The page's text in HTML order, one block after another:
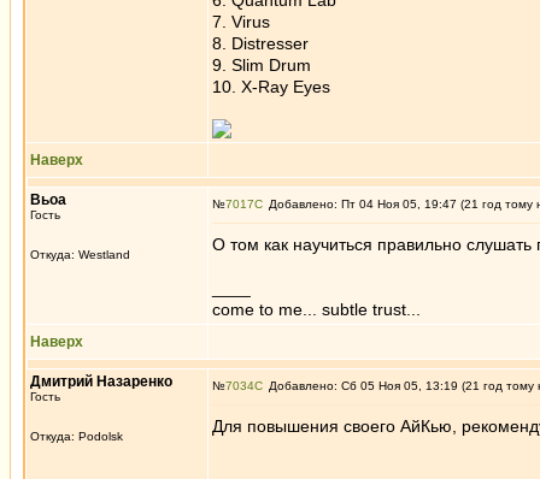
7. Virus
8. Distresser
9. Slim Drum
10. X-Ray Eyes
Наверх
Вьоа
Гость
Откуда: Westland
№7017 Добавлено: Пт 04 Ноя 05, 19:47 (21 год тому
О том как научиться правильно
come to me... subtle trust...
Наверх
Дмитрий Назаренко
Гость
Откуда: Podolsk
№7034 Добавлено: Сб 05 Ноя 05, 13:19 (21 год тому
Для повышения своего АйКью,